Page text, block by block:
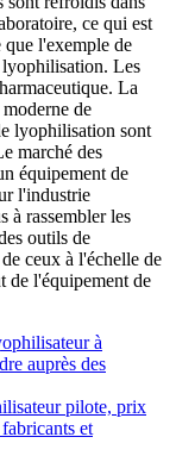
ce qui est
l'exemple de
lyophilisation. Les
La
de
lyophilisation sont
marché des
équipement de
l'industrie
à rassembler les
outils de
ceux à l'échelle de
de l'équipement de
à
auprès des
pilote, prix
et